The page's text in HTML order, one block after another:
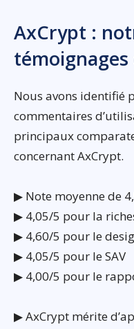
AxCrypt :
Nous avons identifié
commentaires
principaux
concernant AxCrypt.
▶ Note moyenne de
▶ 4,05/5 pour la
▶ 4,60/5 pour le
▶ 4,05/5 pour le SAV
▶ 4,00/5 pour le
▶ AxCrypt mérite